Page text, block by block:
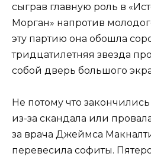
сыграв главную роль в
Морган» напротив
эту партию она обошла
тридцатилетняя звезда
собой дверь большого
Не потому что
из-за скандала или
за врача Джеймса
перевесила софиты.